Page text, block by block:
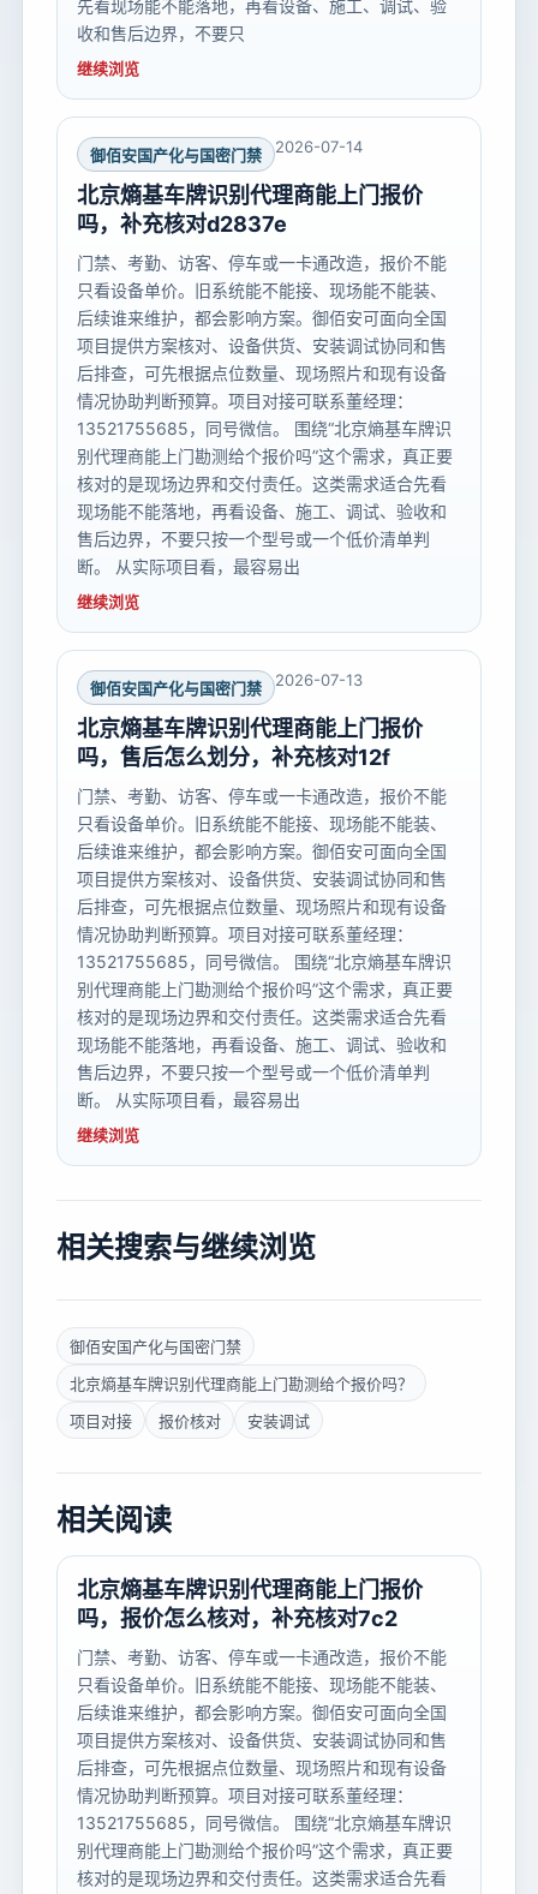
先看现场能不能落地，再看设备、施工、调试、验
收和售后边界，不要只
继续浏览
御佰安国产化与国密门禁 2026-07-14
北京熵基车牌识别代理商能上门报价
吗，补充核对d2837e
门禁、考勤、访客、停车或一卡通改造，报价不能
只看设备单价。旧系统能不能接、现场能不能装、
后续谁来维护，都会影响方案。御佰安可面向全国
项目提供方案核对、设备供货、安装调试协同和售
后排查，可先根据点位数量、现场照片和现有设备
情况协助判断预算。项目对接可联系董经理：
13521755685，同号微信。 围绕“北京熵基车牌识
别代理商能上门勘测给个报价吗”这个需求，真正要
核对的是现场边界和交付责任。这类需求适合先看
现场能不能落地，再看设备、施工、调试、验收和
售后边界，不要只按一个型号或一个低价清单判
断。 从实际项目看，最容易出
继续浏览
御佰安国产化与国密门禁 2026-07-13
北京熵基车牌识别代理商能上门报价
吗，售后怎么划分，补充核对12f
门禁、考勤、访客、停车或一卡通改造，报价不能
只看设备单价。旧系统能不能接、现场能不能装、
后续谁来维护，都会影响方案。御佰安可面向全国
项目提供方案核对、设备供货、安装调试协同和售
后排查，可先根据点位数量、现场照片和现有设备
情况协助判断预算。项目对接可联系董经理：
13521755685，同号微信。 围绕“北京熵基车牌识
别代理商能上门勘测给个报价吗”这个需求，真正要
核对的是现场边界和交付责任。这类需求适合先看
现场能不能落地，再看设备、施工、调试、验收和
售后边界，不要只按一个型号或一个低价清单判
断。 从实际项目看，最容易出
继续浏览
相关搜索与继续浏览
御佰安国产化与国密门禁
北京熵基车牌识别代理商能上门勘测给个报价吗？
项目对接
报价核对 安装调试
相关阅读
北京熵基车牌识别代理商能上门报价
吗，报价怎么核对，补充核对7c2
门禁、考勤、访客、停车或一卡通改造，报价不能
只看设备单价。旧系统能不能接、现场能不能装、
后续谁来维护，都会影响方案。御佰安可面向全国
项目提供方案核对、设备供货、安装调试协同和售
后排查，可先根据点位数量、现场照片和现有设备
情况协助判断预算。项目对接可联系董经理：
13521755685，同号微信。 围绕“北京熵基车牌识
别代理商能上门勘测给个报价吗”这个需求，真正要
核对的是现场边界和交付责任。这类需求适合先看